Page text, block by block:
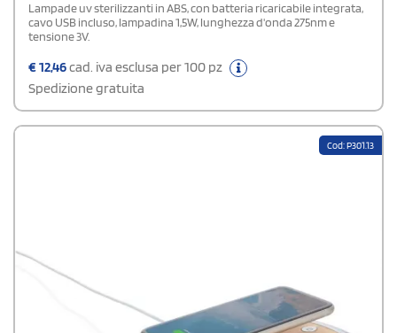
Lampade uv sterilizzanti in ABS, con batteria ricaricabile integrata,
cavo USB incluso, lampadina 1,5W, lunghezza d'onda 275nm e
tensione 3V.
€12,46cad. iva esclusa per 100 pz
Spedizione gratuita
Cod: P301.13